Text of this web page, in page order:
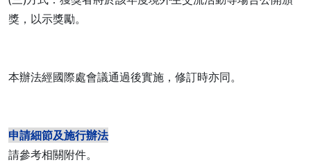
獎，以示獎勵。
本辦法經國際處會議通過後實施，修訂時亦同。
申請細節及施行辦法
請參考相關附件。